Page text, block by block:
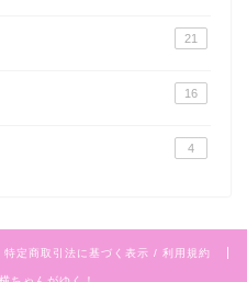
21
16
4
特定商取引法に基づく表示 / 利用規約